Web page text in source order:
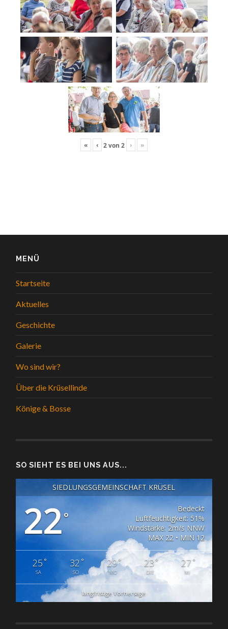
« ‹ 2von 2 › »
MENÜ
Startseite
Aktuelles
Geschichte
Galerie
Wo sind wir?
Über die Krüsellinde
Könige & Bosse
SO SIEHT ES BEI UNS AUS...
SIEDLUNGSGEMEINSCHAFT KRÜSEL
22°
Bedeckt
Luftfeuchtigkeit: 51%
Windstärke: 2m/s NNW
MAX 22 • MIN 12
25°
SA
32 °
SO
29°
MO
23°
DIE
27°
MI
langfristige Vorhersage